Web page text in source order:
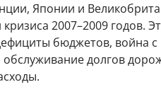
Японии и
2007–2009 годов.
бюджетов, война
обслуживание долгов